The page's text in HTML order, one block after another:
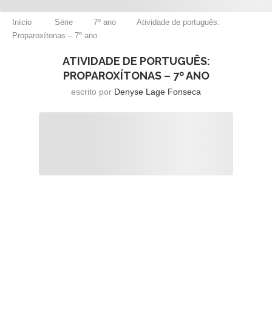
Início Série 7º ano
Atividade de português:
Proparoxítonas – 7º ano
ATIVIDADE DE PORTUGUÊS:
PROPAROXÍTONAS – 7º ANO
escrito por Denyse Lage Fonseca